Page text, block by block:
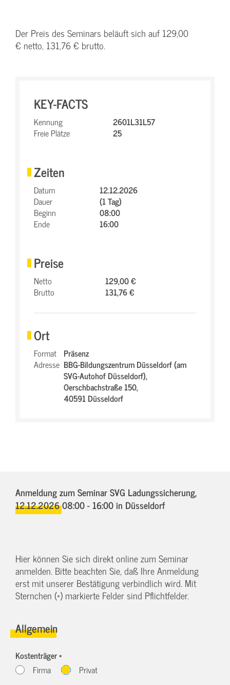
Der Preis des Seminars beläuft sich auf 129,00
€ netto, 131,76 € brutto.
KEY-FACTS
Kennung
2601L31L57
Freie Plätze
25
Zeiten
Datum
12.12.2026
Dauer
(1 Tag)
Beginn
08:00
Ende
16:00
Preise
Netto
129,00 €
Brutto
131,76 €
Ort
Format Präsenz
Adresse BBG-Bildungszentrum Düsseldorf (am
SVG-Autohof Düsseldorf),
Oerschbachstraße 150,
40591 Düsseldorf
Anmeldung zum Seminar SVG Ladungssicherung,
12.12.2026 08:00 - 16:00in Düsseldorf
Hier können Sie sich direkt online zum Seminar
anmelden. Bitte beachten Sie, daß Ihre Anmeldung
erst mit unserer Bestätigung verbindlich wird. Mit
Sternchen (*) markierte Felder sind Pflichtfelder.
Allgemein
Kostenträger *
Firma
Privat